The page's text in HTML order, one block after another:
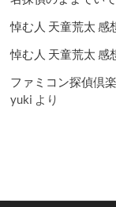
悼む人 天童荒太 感
悼む人 天童荒太 感
ファミコン探偵倶
yuki より